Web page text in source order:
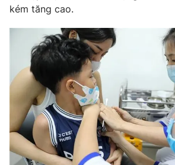
Sao
Làm đẹp
Chất lượng cuộc sống
Giáo dục
Tuyển sinh
Học trực tuyến
Công nghệ
Hitech Công nghệ tương lai
Sản phẩm
Thị trường
Tư vấn
Giao lưu trực tuyến
Lịch phát sóng
Chuyên mục khác
kém tăng cao.